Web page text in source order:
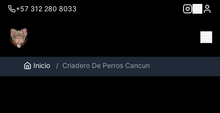
+57 312 280 8033
Inicio / Criadero De Perros Cancun